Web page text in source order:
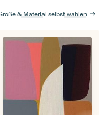
& Material selbst wählen